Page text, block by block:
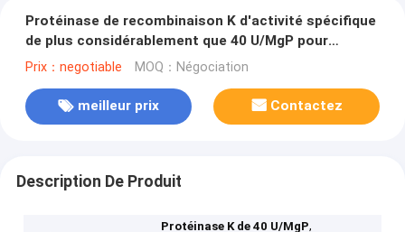
Protéinase de recombinaison K d'activité spécifique
de plus considérablement que 40 U/MgP pour
l'extraction d'ADN
Prix：negotiable MOQ：Négociation
meilleur prix Contactez
Description De Produit
Protéinase K de 40 U/MgP,